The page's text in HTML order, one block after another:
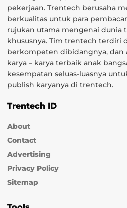
pekerjaan. Trentech berusaha
berkualitas untuk para
rujukan utama mengenai dunia
khususnya. Tim trentech terdiri
berkompeten dibidangnya, dan
karya – karya terbaik anak
kesempatan seluas-luasnya
publish karyanya di trentech.
Trentech ID
About
Contact
Advertising
Privacy Policy
Sitemap